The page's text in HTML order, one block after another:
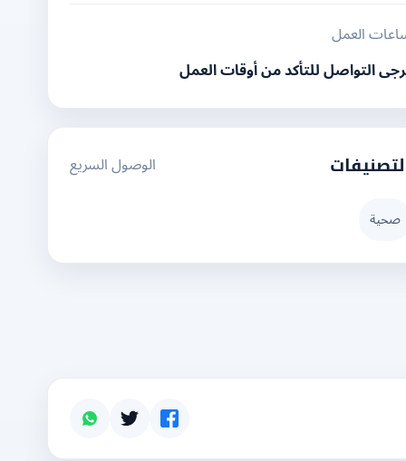
العمل
التواصل للتأكد من أوقات العمل
الوصول السريع
صحية